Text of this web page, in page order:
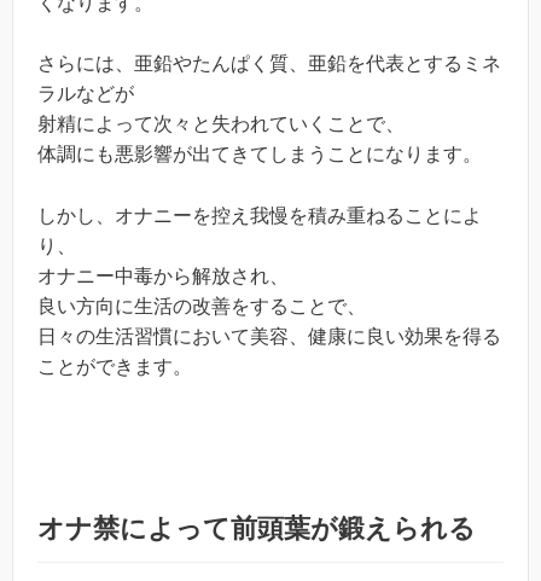
さらには、亜鉛やたんぱく質、亜鉛を代表とするミネ
ラルなどが
射精によって次々と失われていくことで、
体調にも悪影響が出てきてしまうことになります。
しかし、オナニーを控え我慢を積み重ねることによ
り、
オナニー中毒から解放され、
良い方向に生活の改善をすることで、
日々の生活習慣において美容、健康に良い効果を得る
ことができます。
オナ禁によって前頭葉が鍛えられる